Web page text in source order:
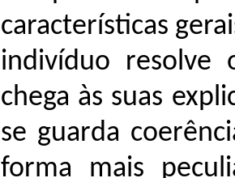
características
indivíduo resolve
chega às suas
se guarda
forma mais